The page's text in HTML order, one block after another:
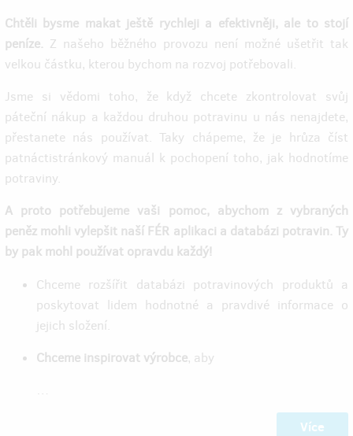
Chtěli bysme makat ještě rychleji a efektivněji, ale to stojí
peníze. Z našeho běžného provozu není možné ušetřit tak
velkou částku, kterou bychom na rozvoj potřebovali.
Jsme si vědomi toho, že když chcete zkontrolovat svůj
páteční nákup a každou druhou potravinu u nás nenajdete,
přestanete nás používat. Taky chápeme, že je hrůza číst
patnáctistránkový manuál k pochopení toho, jak hodnotíme
potraviny.
A proto potřebujeme vaši pomoc, abychom z vybraných
peněz mohli vylepšit naší FÉR aplikaci a databázi potravin. Ty
by pak mohl používat opravdu každý!
Chceme rozšířit databázi potravinových produktů a
poskytovat lidem hodnotné a pravdivé informace o
jejich složení.
Chceme inspirovat výrobce, aby
…
Více